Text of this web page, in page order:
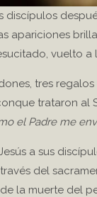
discípulos
apariciones
vuelto a
tres
trataron al
el Padre me
a sus
del
la muerte del